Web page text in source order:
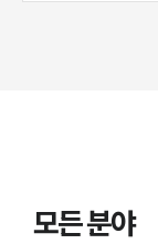
모든 분야